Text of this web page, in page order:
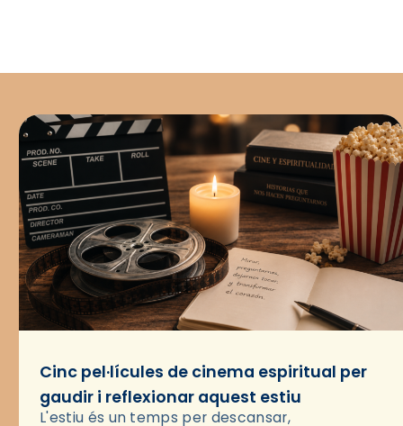
Cinc pel·lícules de cinema espiritual per
gaudir i reflexionar aquest estiu
L'estiu és un temps per descansar,